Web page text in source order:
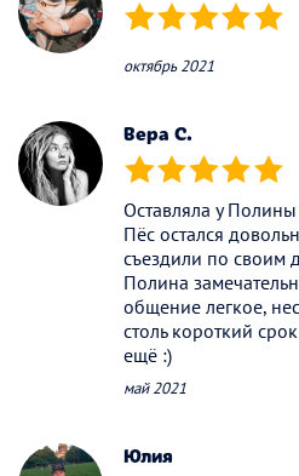
(*) (*) (*) (*) (*)
октябрь 2021
Вера С.
(*) (*) (*) (*) (*)
Оставляла у
Пёс остался
съездили по своим
Полина
общение легкое,
столь короткий
ещё :)
май 2021
Юлия